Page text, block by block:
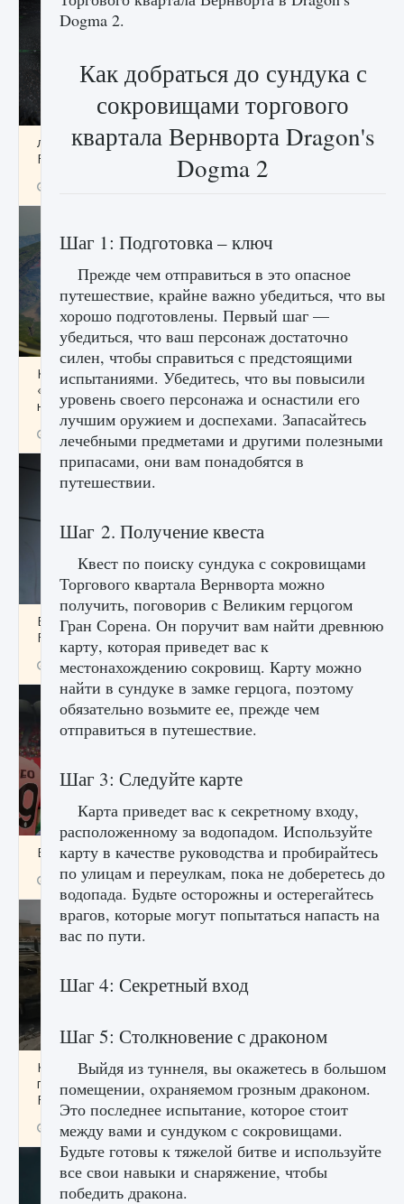
лицензии, лиги, команды и стадионы в EA
FC 25
2 395
Как исправить ошибку Palworld EPalworld
«Идет сохранение мира — Невозможно
начать сохранение данных мира»
9 августа 2024
Все новые функции в режиме карьеры EA
FC 25
9 августа 2024 2 096 0 2
Входят ли «Милан» и «Интер» в EA FC 25
9 августа 2024 2 064 0 1
Как исправить текстовую ошибку
пользовательского интерфейса Delta
Force Hawk Ops
9 августа 2024 1 945 0 0
Dogma 2.
Как добраться до сундука с
сокровищами торгового
квартала Вернворта Dragon's
Dogma 2
Шаг 1: Подготовка – ключ
Прежде чем отправиться в это опасное
путешествие, крайне важно убедиться, что вы
хорошо подготовлены. Первый шаг —
убедиться, что ваш персонаж достаточно
силен, чтобы справиться с предстоящими
испытаниями. Убедитесь, что вы повысили
уровень своего персонажа и оснастили его
лучшим оружием и доспехами. Запасайтесь
лечебными предметами и другими полезными
припасами, они вам понадобятся в
путешествии.
Шаг 2. Получение квеста
Квест по поиску сундука с сокровищами
Торгового квартала Вернворта можно
получить, поговорив с Великим герцогом
Гран Сорена. Он поручит вам найти древнюю
карту, которая приведет вас к
местонахождению сокровищ. Карту можно
найти в сундуке в замке герцога, поэтому
обязательно возьмите ее, прежде чем
отправиться в путешествие.
Шаг 3: Следуйте карте
Карта приведет вас к секретному входу,
расположенному за водопадом. Используйте
карту в качестве руководства и пробирайтесь
по улицам и переулкам, пока не доберетесь до
водопада. Будьте осторожны и остерегайтесь
врагов, которые могут попытаться напасть на
вас по пути.
Шаг 4: Секретный вход
Шаг 5: Столкновение с драконом
Выйдя из туннеля, вы окажетесь в большом
помещении, охраняемом грозным драконом.
Это последнее испытание, которое стоит
между вами и сундуком с сокровищами.
Будьте готовы к тяжелой битве и используйте
все свои навыки и снаряжение, чтобы
победить дракона.